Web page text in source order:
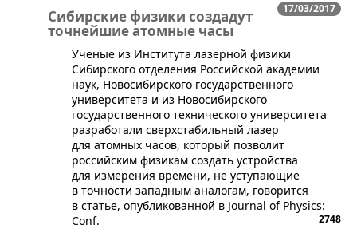
17/03/2017
Сибирские физики создадут
точнейшие атомные часы
Ученые из Института лазерной физики
Сибирского отделения Российской академии
наук, Новосибирского государственного
университета и из Новосибирского
государственного технического университета
разработали сверхстабильный лазер
для атомных часов, который позволит
российским физикам создать устройства
для измерения времени, не уступающие
в точности западным аналогам, говорится
в статье, опубликованной в Journal of Physics:
Conf.
2748